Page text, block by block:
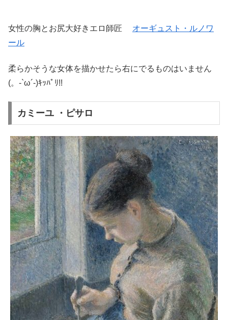
女性の胸とお尻大好きエロ師匠 オーギュスト・ルノワ
ール
柔らかそうな女体を描かせたら右にでるものはいません
(。-`ω´-)ｷｯﾊﾟﾘ!!
カミーユ ・ピサロ